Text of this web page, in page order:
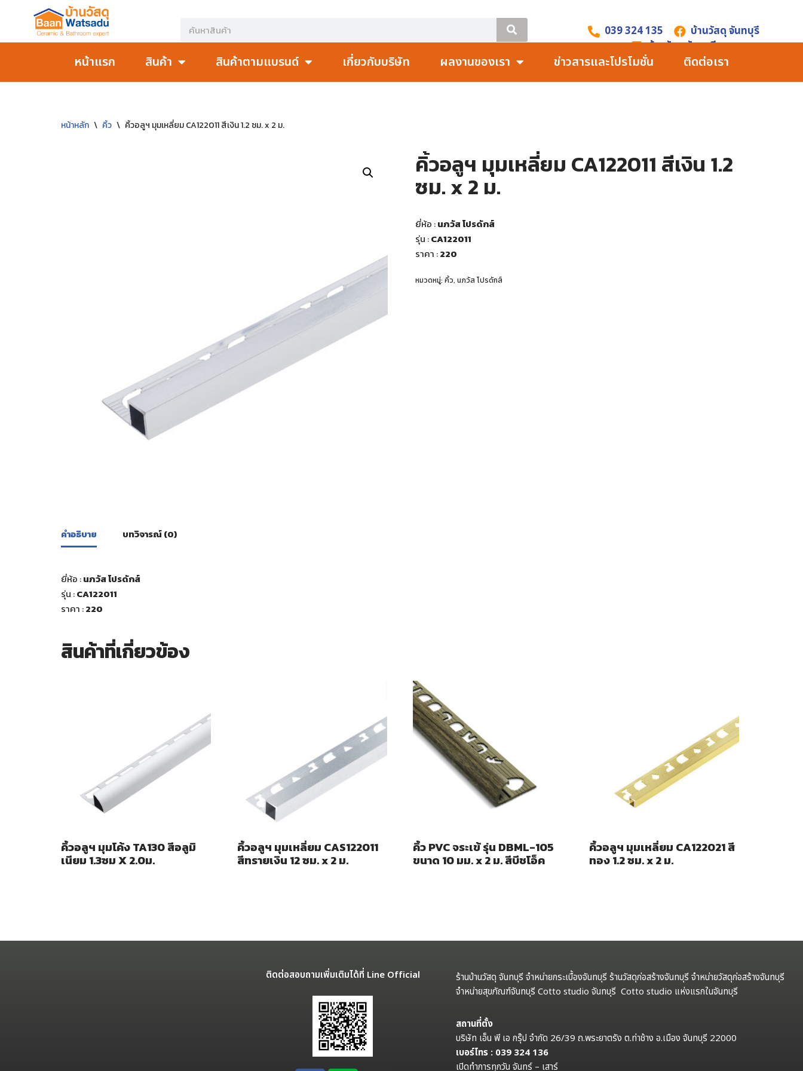
039 324 135
บ้านวัสดุ จันทบุรี
บ้านวัสดุ จันทบุรี
หน้าแรก สินค้า สินค้าตามแบรนด์ เกี่ยวกับบริษัท ผลงานของเรา ข่าวสารและโปรโมชั่น ติดต่อเรา
หน้าหลัก \ คิ้ว \ คิ้วอลูฯ มุมเหลี่ยม CA122011 สีเงิน 1.2 ซม. x 2 ม.
คิ้วอลูฯ มุมเหลี่ยม CA122011 สีเงิน 1.2
ซม. x 2 ม.
ยี่ห้อ :นภวัส โปรดักส์
รุ่น :CA122011
ราคา :220
หมวดหมู่: คิ้ว, นภวัส โปรดักส์
คำอธิบาย บทวิจารณ์ (0)
ยี่ห้อ :นภวัส โปรดักส์
รุ่น :CA122011
ราคา :220
สินค้าที่เกี่ยวข้อง
คิ้วอลูฯ มุมโค้ง TA130 สีอลูมิ
เนียม 1.3ซม X 2.0ม.
คิ้วอลูฯ มุมเหลี่ยม CAS122011
สีทรายเงิน 12 ซม. x 2 ม.
คิ้ว PVC จระเข้ รุ่น DBML-105
ขนาด 10 มม. x 2 ม. สีบีชโอ็ค
คิ้วอลูฯ มุมเหลี่ยม CA122021 สี
ทอง 1.2 ซม. x 2 ม.
ติดต่อสอบถามเพิ่มเติมได้ที่ Line Official
ร้านบ้านวัสดุ จันทบุรี จำหน่ายกระเบื้องจันทบุรี ร้านวัสดุก่อสร้างจันทบุรี จำหน่ายวัสดุก่อสร้างจันทบุรี
จำหน่ายสุขภัณฑ์จันทบุรี Cotto studio จันทบุรี Cotto studio แห่งแรกในจันทบุรี
สถานที่ตั้ง
บริษัท เอ็น พี เอ กรุ๊ป จำกัด 26/39 ถ.พระยาตรัง ต.ท่าช้าง อ.เมือง จันทบุรี 22000
เบอร์โทร : 039 324 136
เปิดทำการทุกวัน จันทร์ – เสาร์